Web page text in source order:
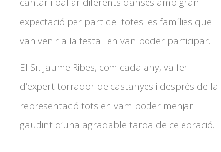
expectació per part de totes les famílies que
van venir a la festa i en van poder participar.
El Sr. Jaume Ribes, com cada any, va fer
d’expert torrador de castanyes i després de la
representació tots en vam poder menjar
gaudint d’una agradable tarda de celebració.